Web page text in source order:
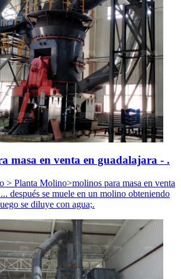
masa en venta en guadalajara - .
> Planta Molino>molinos para masa en venta
después se muele en un molino obteniendo
se diluye con agua;.